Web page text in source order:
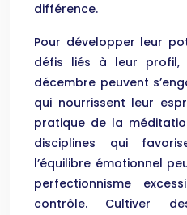
différence.
Pour développer leur
défis liés à leur profil,
décembre peuvent
qui nourrissent leur
pratique de la
disciplines qui
l’équilibre émotionnel
perfectionnisme
contrôle. Cultiver